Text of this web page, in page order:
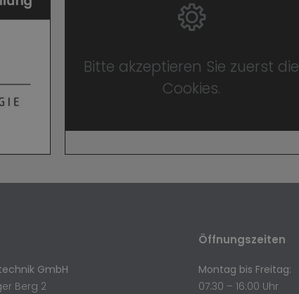
Bitte akzeptieren Sie zuerst die
Cookies.
GmbH
Berg 2
Öffnungszeiten
Montag bis Freitag:
07:30 – 16:00 Uhr